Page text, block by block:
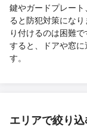
鍵やガードプレー
ると防犯対策にな
り付けるのは困難
すると、ドアや窓に
す。
エリアで絞り